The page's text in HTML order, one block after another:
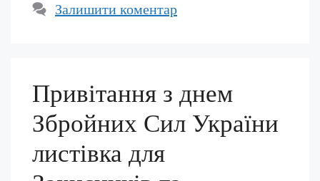
Залишити коментар
Привітання з днем
Збройних Сил України
листівка для